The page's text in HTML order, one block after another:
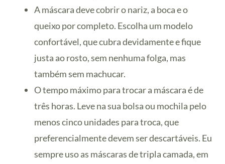
A máscara deve cobrir o nariz, a boca e o
queixo por completo. Escolha um modelo
confortável, que cubra devidamente e fique
justa ao rosto, sem nenhuma folga, mas
também sem machucar.
O tempo máximo para trocar a máscara é de
três horas. Leve na sua bolsa ou mochila pelo
menos cinco unidades para troca, que
preferencialmente devem ser descartáveis. Eu
sempre uso as máscaras de tripla camada, em